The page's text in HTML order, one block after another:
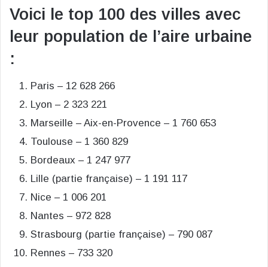
Voici le top 100 des villes avec
leur population de l’aire urbaine
:
Paris – 12 628 266
Lyon – 2 323 221
Marseille – Aix-en-Provence – 1 760 653
Toulouse – 1 360 829
Bordeaux – 1 247 977
Lille (partie française) – 1 191 117
Nice – 1 006 201
Nantes – 972 828
Strasbourg (partie française) – 790 087
Rennes – 733 320